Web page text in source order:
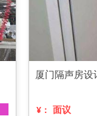
厦门隔声房
¥： 面议